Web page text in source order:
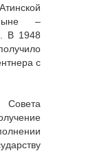
–
В 1948
с
Совета